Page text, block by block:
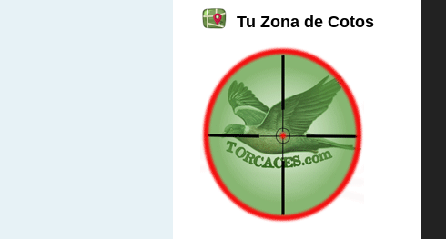
Tu Zona de Cotos